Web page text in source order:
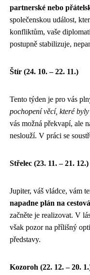
partnerské nebo
společenskou událost,
konfliktům, vaše
postupně stabilizuje,
Štír (24. 10. – 22. 11.)
Tento týden je pro vás
pochopení věcí, které
vás možná překvapí, ale
neslouží. V práci se
Střelec (23. 11. – 21. 12.)
Jupiter, váš vládce, vám
napadne plán na
začněte je realizovat. V
však pozor na přílišný
představy.
Kozoroh (22. 12. – 20.